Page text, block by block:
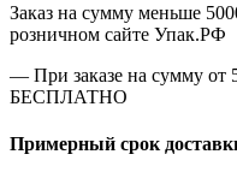
Заказ на сумму меньше
розничном сайте Упак.РФ
— При заказе на сумму от
БЕСПЛАТНО
Примерный срок